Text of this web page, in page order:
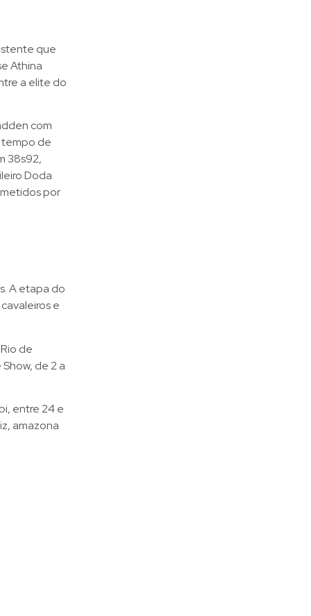
que
Athina
a elite do
com
tempo de
38s92,
Doda
por
A etapa do
e
de
de 2 a
entre 24 e
amazona